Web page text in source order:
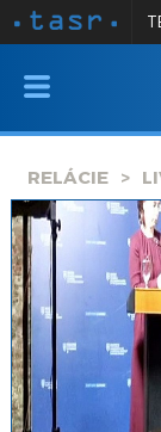
VYSIELANIE
KONTAKT
ARCHÍV
RELÁCIE